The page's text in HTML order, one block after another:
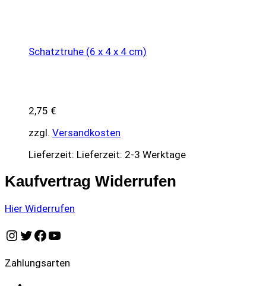
Schatztruhe (6 x 4 x 4 cm)
2,75 €
zzgl. Versandkosten
Lieferzeit: Lieferzeit: 2-3 Werktage
Kaufvertrag Widerrufen
Hier Widerrufen
Instagram
Twitter
Facebook
YouTube
Zahlungsarten